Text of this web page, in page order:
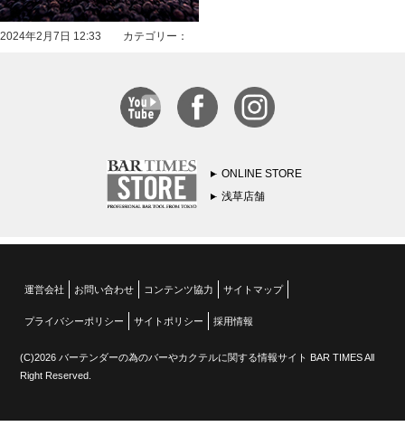
2024年2月7日 12:33 カテゴリー：
ONLINE STORE
浅草店舗
運営会社 お問い合わせ コンテンツ協力 サイトマップ
プライバシーポリシー サイトポリシー 採用情報
(C)2026 バーテンダーの為のバーやカクテルに関する情報サイト BAR TIMES All
Right Reserved.